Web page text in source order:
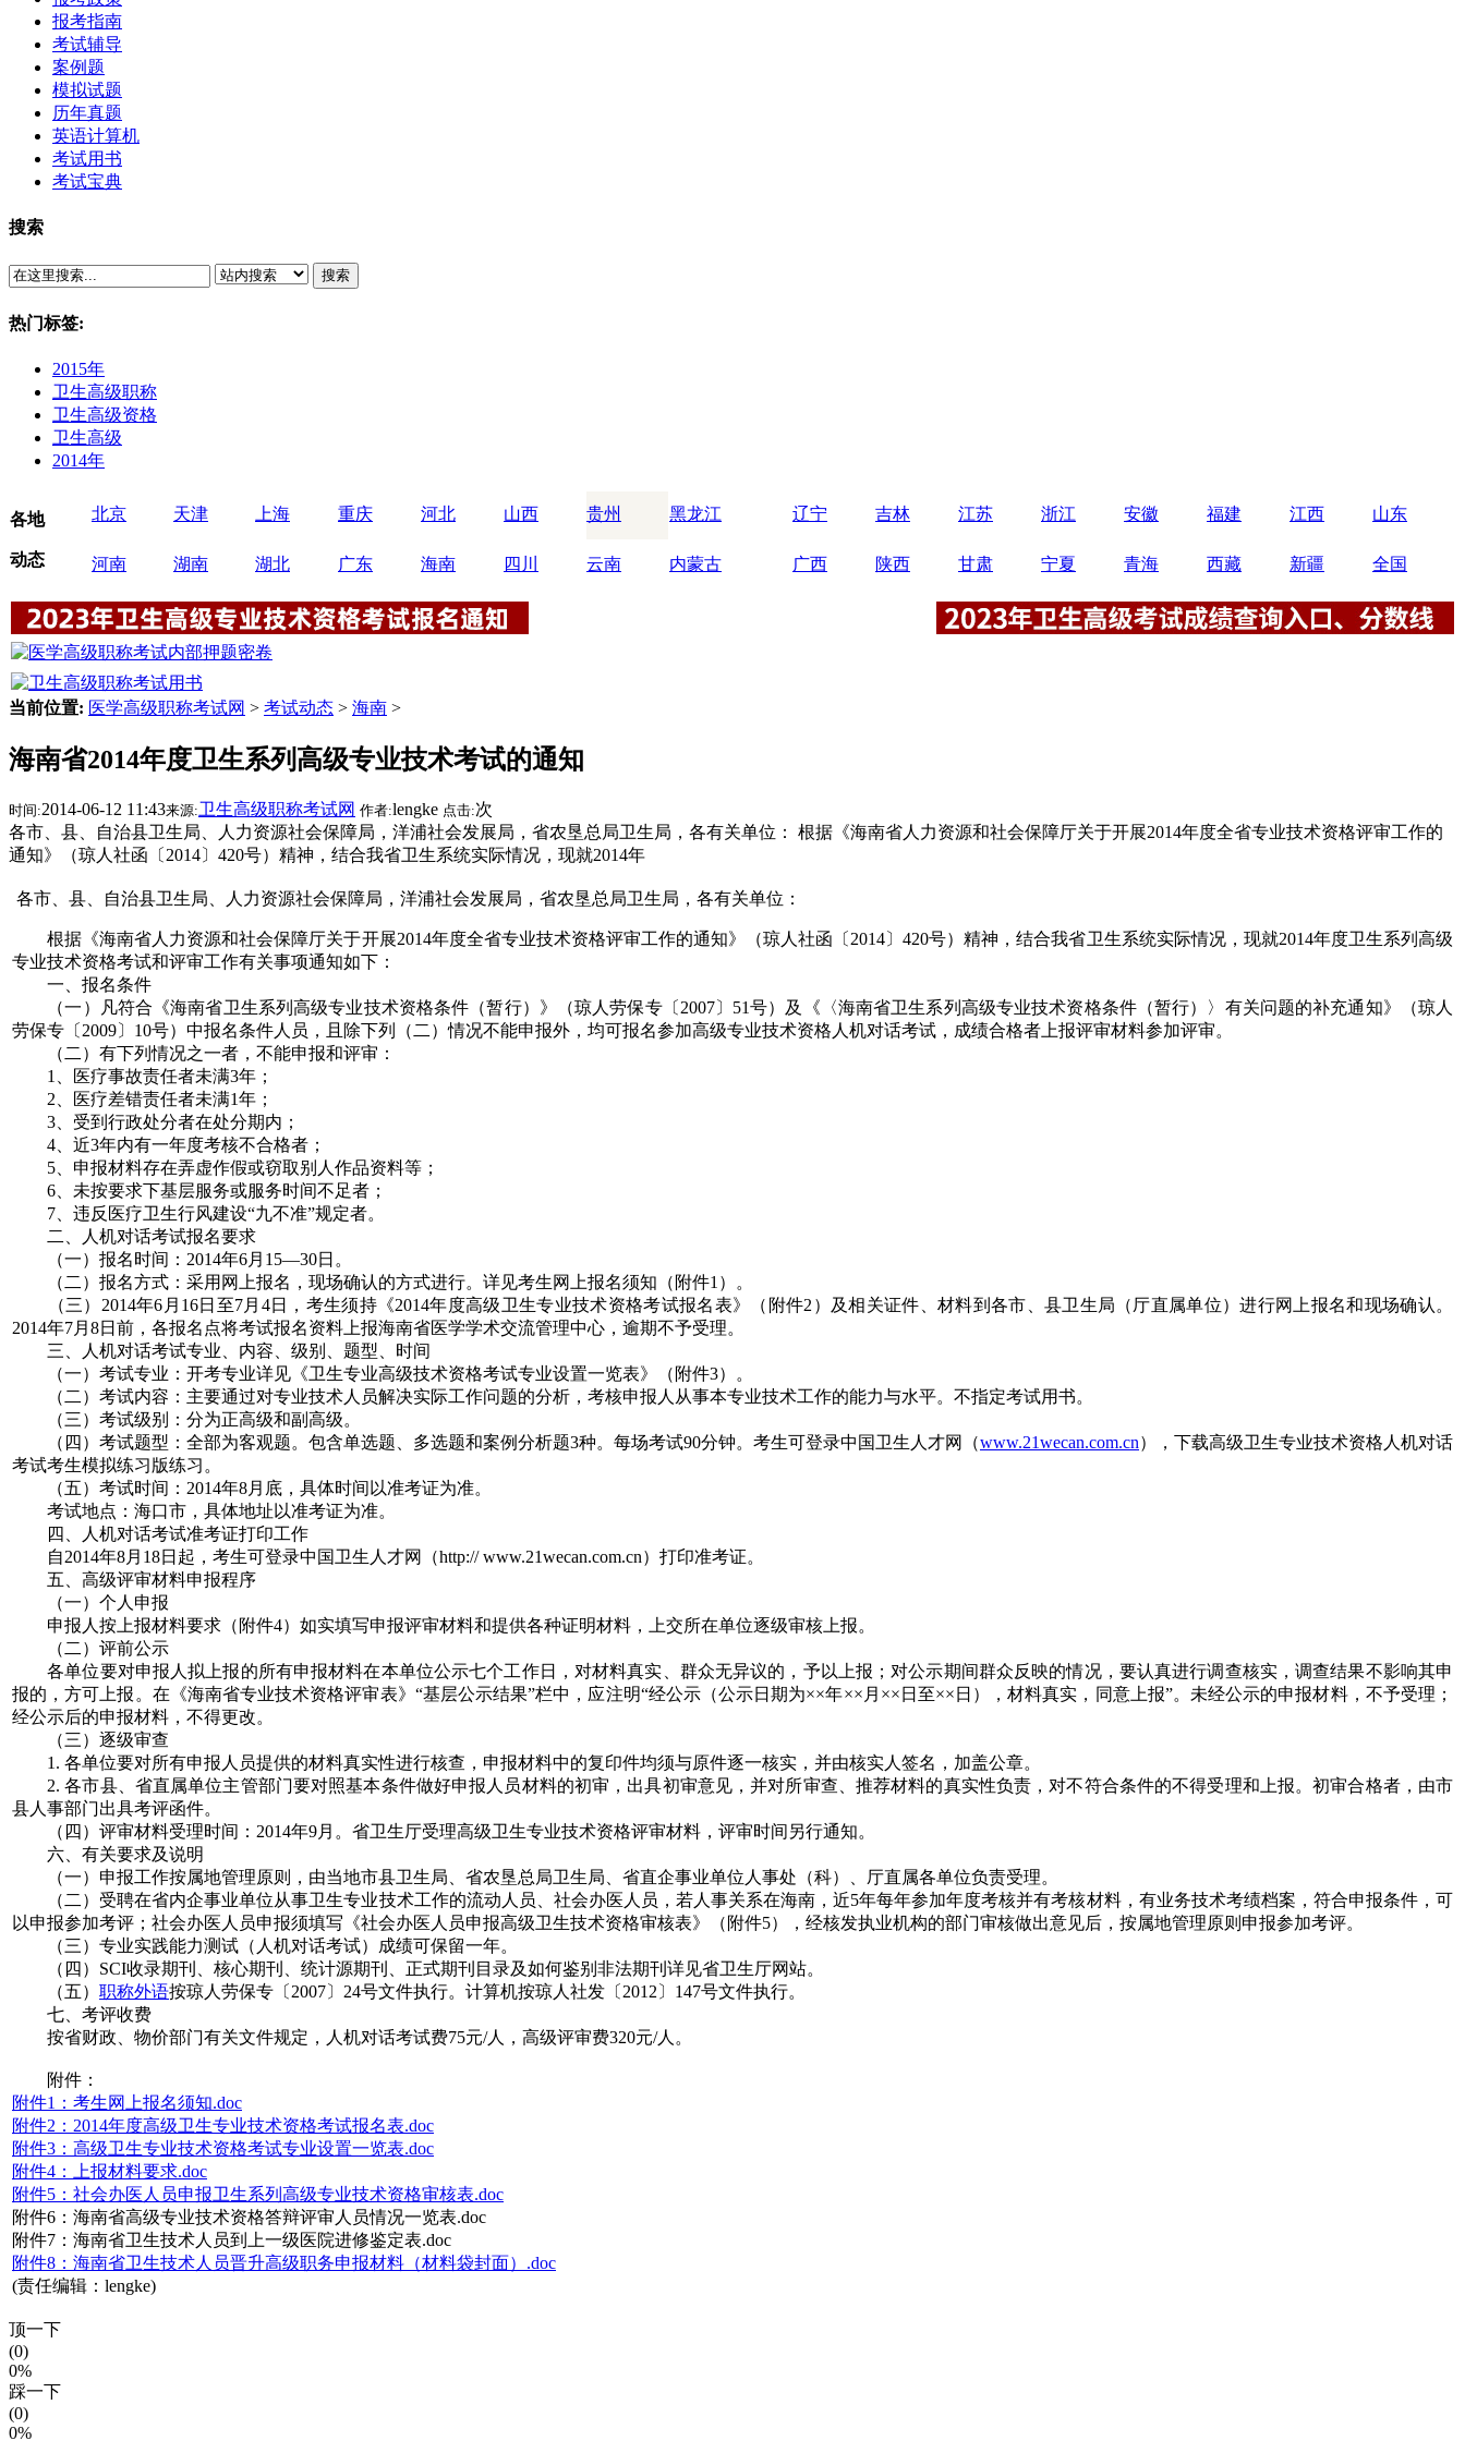
报考指南
考试辅导
案例题
模拟试题
历年真题
英语计算机
考试用书
考试宝典
搜索
搜索
热门标签:
2015年
卫生高级职称
卫生高级资格
卫生高级
2014年
各地
动态
北京 天津 上海 重庆 河北 山西 贵州 黑龙江 辽宁 吉林 江苏 浙江 安徽 福建 江西 山东
河南 湖南 湖北 广东 海南 四川 云南 内蒙古 广西 陕西 甘肃 宁夏 青海 西藏 新疆 全国
当前位置: 医学高级职称考试网 > 考试动态 > 海南 >
海南省2014年度卫生系列高级专业技术考试的通知
时间:2014-06-12 11:43来源:卫生高级职称考试网 作者:lengke 点击:次
各市、县、自治县卫生局、人力资源社会保障局，洋浦社会发展局，省农垦总局卫生局，各有关单位： 根据《海南省人力资源和社会保障厅关于开展2014年度全省专业技术资格评审工作的
通知》（琼人社函〔2014〕420号）精神，结合我省卫生系统实际情况，现就2014年
各市、县、自治县卫生局、人力资源社会保障局，洋浦社会发展局，省农垦总局卫生局，各有关单位：
根据《海南省人力资源和社会保障厅关于开展2014年度全省专业技术资格评审工作的通知》（琼人社函〔2014〕420号）精神，结合我省卫生系统实际情况，现就2014年度卫生系列高级
专业技术资格考试和评审工作有关事项通知如下：
一、报名条件
（一）凡符合《海南省卫生系列高级专业技术资格条件（暂行）》（琼人劳保专〔2007〕51号）及《〈海南省卫生系列高级专业技术资格条件（暂行）〉有关问题的补充通知》（琼人
劳保专〔2009〕10号）中报名条件人员，且除下列（二）情况不能申报外，均可报名参加高级专业技术资格人机对话考试，成绩合格者上报评审材料参加评审。
（二）有下列情况之一者，不能申报和评审：
1、医疗事故责任者未满3年；
2、医疗差错责任者未满1年；
3、受到行政处分者在处分期内；
4、近3年内有一年度考核不合格者；
5、申报材料存在弄虚作假或窃取别人作品资料等；
6、未按要求下基层服务或服务时间不足者；
7、违反医疗卫生行风建设“九不准”规定者。
二、人机对话考试报名要求
（一）报名时间：2014年6月15—30日。
（二）报名方式：采用网上报名，现场确认的方式进行。详见考生网上报名须知（附件1）。
（三）2014年6月16日至7月4日，考生须持《2014年度高级卫生专业技术资格考试报名表》（附件2）及相关证件、材料到各市、县卫生局（厅直属单位）进行网上报名和现场确认。
2014年7月8日前，各报名点将考试报名资料上报海南省医学学术交流管理中心，逾期不予受理。
三、人机对话考试专业、内容、级别、题型、时间
（一）考试专业：开考专业详见《卫生专业高级技术资格考试专业设置一览表》（附件3）。
（二）考试内容：主要通过对专业技术人员解决实际工作问题的分析，考核申报人从事本专业技术工作的能力与水平。不指定考试用书。
（三）考试级别：分为正高级和副高级。
（四）考试题型：全部为客观题。包含单选题、多选题和案例分析题3种。每场考试90分钟。考生可登录中国卫生人才网（www.21wecan.com.cn），下载高级卫生专业技术资格人机对话
考试考生模拟练习版练习。
（五）考试时间：2014年8月底，具体时间以准考证为准。
考试地点：海口市，具体地址以准考证为准。
四、人机对话考试准考证打印工作
自2014年8月18日起，考生可登录中国卫生人才网（http:// www.21wecan.com.cn）打印准考证。
五、高级评审材料申报程序
（一）个人申报
申报人按上报材料要求（附件4）如实填写申报评审材料和提供各种证明材料，上交所在单位逐级审核上报。
（二）评前公示
各单位要对申报人拟上报的所有申报材料在本单位公示七个工作日，对材料真实、群众无异议的，予以上报；对公示期间群众反映的情况，要认真进行调查核实，调查结果不影响其申
报的，方可上报。在《海南省专业技术资格评审表》“基层公示结果”栏中，应注明“经公示（公示日期为××年××月××日至××日），材料真实，同意上报”。未经公示的申报材料，不予受理；
经公示后的申报材料，不得更改。
（三）逐级审查
1. 各单位要对所有申报人员提供的材料真实性进行核查，申报材料中的复印件均须与原件逐一核实，并由核实人签名，加盖公章。
2. 各市县、省直属单位主管部门要对照基本条件做好申报人员材料的初审，出具初审意见，并对所审查、推荐材料的真实性负责，对不符合条件的不得受理和上报。初审合格者，由市
县人事部门出具考评函件。
（四）评审材料受理时间：2014年9月。省卫生厅受理高级卫生专业技术资格评审材料，评审时间另行通知。
六、有关要求及说明
（一）申报工作按属地管理原则，由当地市县卫生局、省农垦总局卫生局、省直企事业单位人事处（科）、厅直属各单位负责受理。
（二）受聘在省内企事业单位从事卫生专业技术工作的流动人员、社会办医人员，若人事关系在海南，近5年每年参加年度考核并有考核材料，有业务技术考绩档案，符合申报条件，可
以申报参加考评；社会办医人员申报须填写《社会办医人员申报高级卫生技术资格审核表》（附件5），经核发执业机构的部门审核做出意见后，按属地管理原则申报参加考评。
（三）专业实践能力测试（人机对话考试）成绩可保留一年。
（四）SCI收录期刊、核心期刊、统计源期刊、正式期刊目录及如何鉴别非法期刊详见省卫生厅网站。
（五） 职称外语按琼人劳保专〔2007〕24号文件执行。计算机按琼人社发〔2012〕147号文件执行。
七、考评收费
按省财政、物价部门有关文件规定，人机对话考试费75元/人，高级评审费320元/人。
附件：
附件1：考生网上报名须知.doc
附件2：2014年度高级卫生专业技术资格考试报名表.doc
附件3：高级卫生专业技术资格考试专业设置一览表.doc
附件4：上报材料要求.doc
附件5：社会办医人员申报卫生系列高级专业技术资格审核表.doc
附件6：海南省高级专业技术资格答辩评审人员情况一览表.doc
附件7：海南省卫生技术人员到上一级医院进修鉴定表.doc
附件8：海南省卫生技术人员晋升高级职务申报材料（材料袋封面）.doc
(责任编辑：lengke)
顶一下
(0)
0%
踩一下
(0)
0%